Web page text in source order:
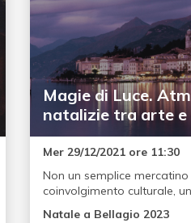
Magie di Luce.
natalizie tra arte
Mer 29/12/2021 ore 11:30
Non un semplice
coinvolgimento culturale,
Natale a Bellagio 2023